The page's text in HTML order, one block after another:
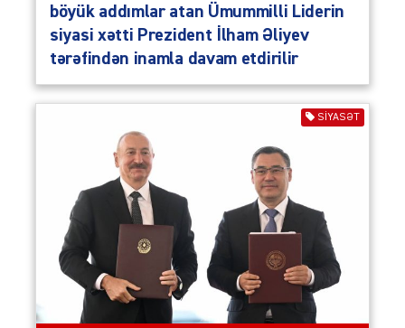
böyük addımlar atan Ümummilli Liderin
siyasi xətti Prezident İlham Əliyev
tərəfindən inamla davam etdirilir
SIYASƏT